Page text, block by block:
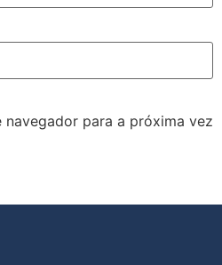
navegador para a próxima vez